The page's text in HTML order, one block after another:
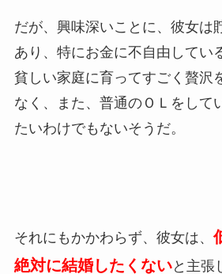
だが、興味深いことに、彼女は
あり、特にお金に不自由してい
貧しい家庭に育ってすごく贅沢
なく、また、普通のＯＬをして
たいわけでもないそうだ。
それにもかかわらず、彼女は、
絶対に結婚したくないと主張